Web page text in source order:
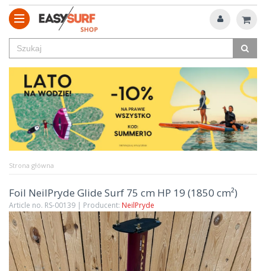
Strona główna
Foil NeilPryde Glide Surf 75 cm HP 19 (1850 cm²)
Article no. RS-00139 | Producent: NeilPryde